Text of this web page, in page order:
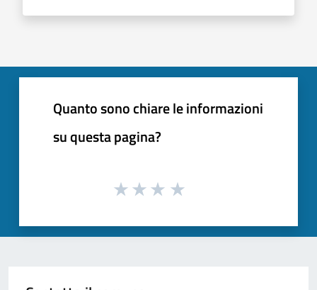
Quanto sono chiare le informazioni
su questa pagina?